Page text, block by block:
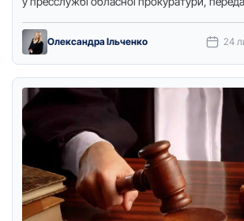
Олександра Ільченко 24